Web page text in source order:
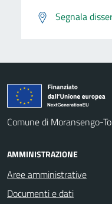
Segnala
Comune di Moransengo-
AMMINISTRAZIONE
Aree amministrative
Documenti e dati